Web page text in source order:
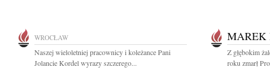
WROCŁAW
Naszej wieloletniej pracownicy i koleżance Pani
Jolancie Kordel wyrazy szczerego...
MAREK
Z głębokim
roku zmarł